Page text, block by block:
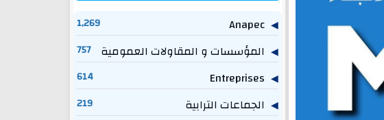
Anapec
1,269
المؤسسات و المقاولات العمومية 757
614
الجماعات الترابية 219